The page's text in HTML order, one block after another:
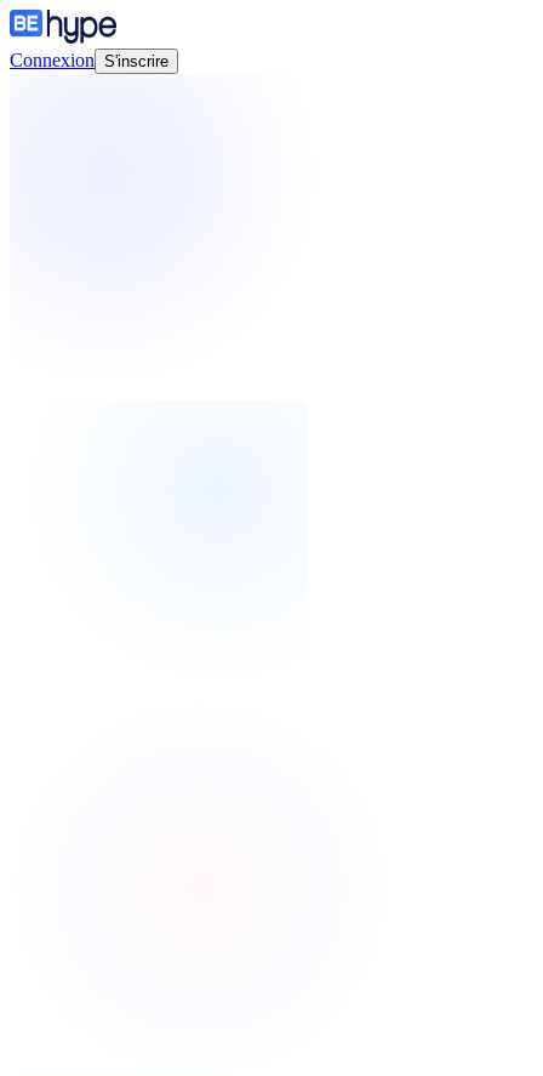
Connexion S'inscrire